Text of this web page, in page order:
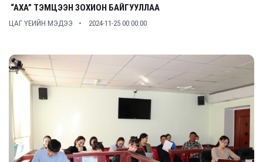
“АХА” ТЭМЦЭЭН ЗОХИОН БАЙГУУЛЛАА
ЦАГ ҮЕИЙН МЭДЭЭ 2024-11-25 00:00:00